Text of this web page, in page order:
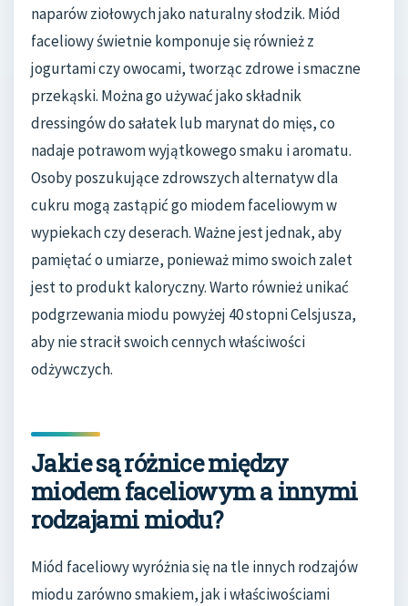
naparów ziołowych jako naturalny słodzik. Miód
faceliowy świetnie komponuje się również z
jogurtami czy owocami, tworząc zdrowe i smaczne
przekąski. Można go używać jako składnik
dressingów do sałatek lub marynat do mięs, co
nadaje potrawom wyjątkowego smaku i aromatu.
Osoby poszukujące zdrowszych alternatyw dla
cukru mogą zastąpić go miodem faceliowym w
wypiekach czy deserach. Ważne jest jednak, aby
pamiętać o umiarze, ponieważ mimo swoich zalet
jest to produkt kaloryczny. Warto również unikać
podgrzewania miodu powyżej 40 stopni Celsjusza,
aby nie stracił swoich cennych właściwości
odżywczych.
Jakie są różnice między
miodem faceliowym a innymi
rodzajami miodu?
Miód faceliowy wyróżnia się na tle innych rodzajów
miodu zarówno smakiem, jak i właściwościami